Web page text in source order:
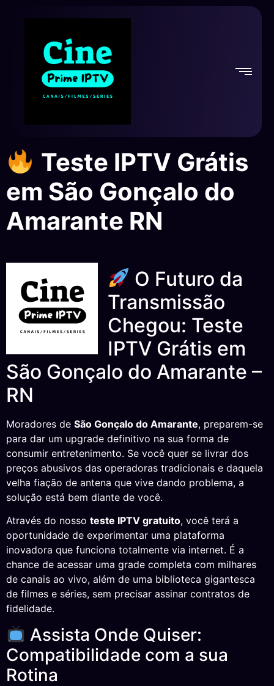
Teste IPTV Grátis
em São Gonçalo do
Amarante RN
O Futuro da
Transmissão
Chegou: Teste
IPTV Grátis em
São Gonçalo do Amarante –
RN
Moradores de São Gonçalo do Amarante, preparem-se
para dar um upgrade definitivo na sua forma de
consumir entretenimento. Se você quer se livrar dos
preços abusivos das operadoras tradicionais e daquela
velha fiação de antena que vive dando problema, a
solução está bem diante de você.
Através do nosso teste IPTV gratuito, você terá a
oportunidade de experimentar uma plataforma
inovadora que funciona totalmente via internet. É a
chance de acessar uma grade completa com milhares
de canais ao vivo, além de uma biblioteca gigantesca
de filmes e séries, sem precisar assinar contratos de
fidelidade.
Assista Onde Quiser:
Compatibilidade com a sua
Rotina